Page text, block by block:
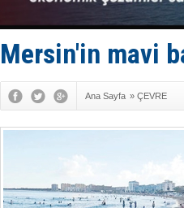
Mersin'in mavi
Ana Sayfa » ÇEVRE